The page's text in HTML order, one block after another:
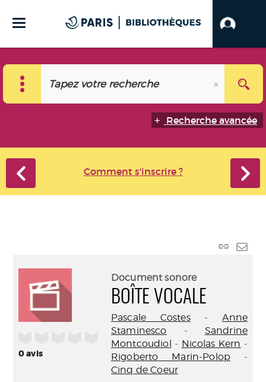
Recherche avancée
Comment s'inscrire ?
Lien
0avis
Document sonore
BOÎTE VOCALE
Pascale Costes-Anne
Staminesco - Sandrine
Montcoudiol - Nicolas Kern -
Rigoberto Marin-Polop -
Cinq de Coeur